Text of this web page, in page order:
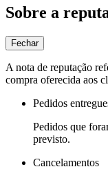
Sobre a
Fechar
A nota de reputação
compra oferecida aos
Pedidos
Pedidos que
previsto.
Cancelamentos